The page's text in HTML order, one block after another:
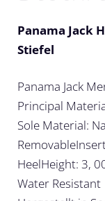
Panama Jack
Stiefel
Panama Jack
Principal
Sole Material:
HeelHeight: 3,
Water Resistant